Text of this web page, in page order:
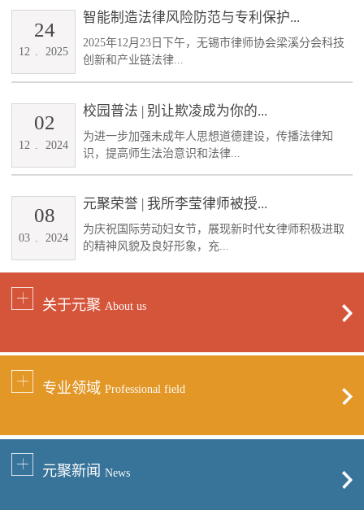
智能制造法律风险防范与专利保护...
2025年12月23日下午，无锡市律师协会梁溪分会科技
创新和产业链法律...
12 . 2025
24
校园普法 | 别让欺凌成为你的...
为进一步加强未成年人思想道德建设，传播法律知
识，提高师生法治意识和法律...
12 2024
02
元聚荣誉 | 我所李莹律师被授...
为庆祝国际劳动妇女节，展现新时代女律师积极进取
的精神风貌及良好形象，充...
03 2024
08
关于元聚 About us
专业领域 Professional field
元聚新闻 News